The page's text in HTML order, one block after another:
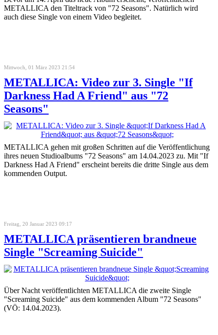
METALLICA den Titeltrack von "72 Seasons". Natürlich wird
auch diese Single von einem Video begleitet.
Mittwoch, 01 März 2023 21:54
METALLICA: Video zur 3. Single "If
Darkness Had A Friend" aus "72
Seasons"
METALLICA gehen mit großen Schritten auf die Veröffentlichung
ihres neuen Studioalbums "72 Seasons" am 14.04.2023 zu. Mit "If
Darkness Had A Friend" erscheint bereits die dritte Single aus dem
kommenden Output.
Freitag, 20 Januar 2023 09:17
METALLICA präsentieren brandneue
Single "Screaming Suicide"
Über Nacht veröffentlichten METALLICA die zweite Single
"Screaming Suicide" aus dem kommenden Album "72 Seasons"
(VÖ: 14.04.2023).